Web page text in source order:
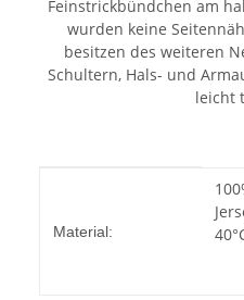
Feinstrickbündchen am
wurden keine
besitzen des weiteren
Schultern, Hals- und
leicht
Material: